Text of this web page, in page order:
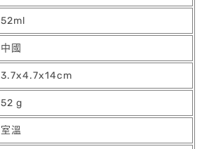
52ml
中國
3.7x4.7x14cm
52 g
室溫